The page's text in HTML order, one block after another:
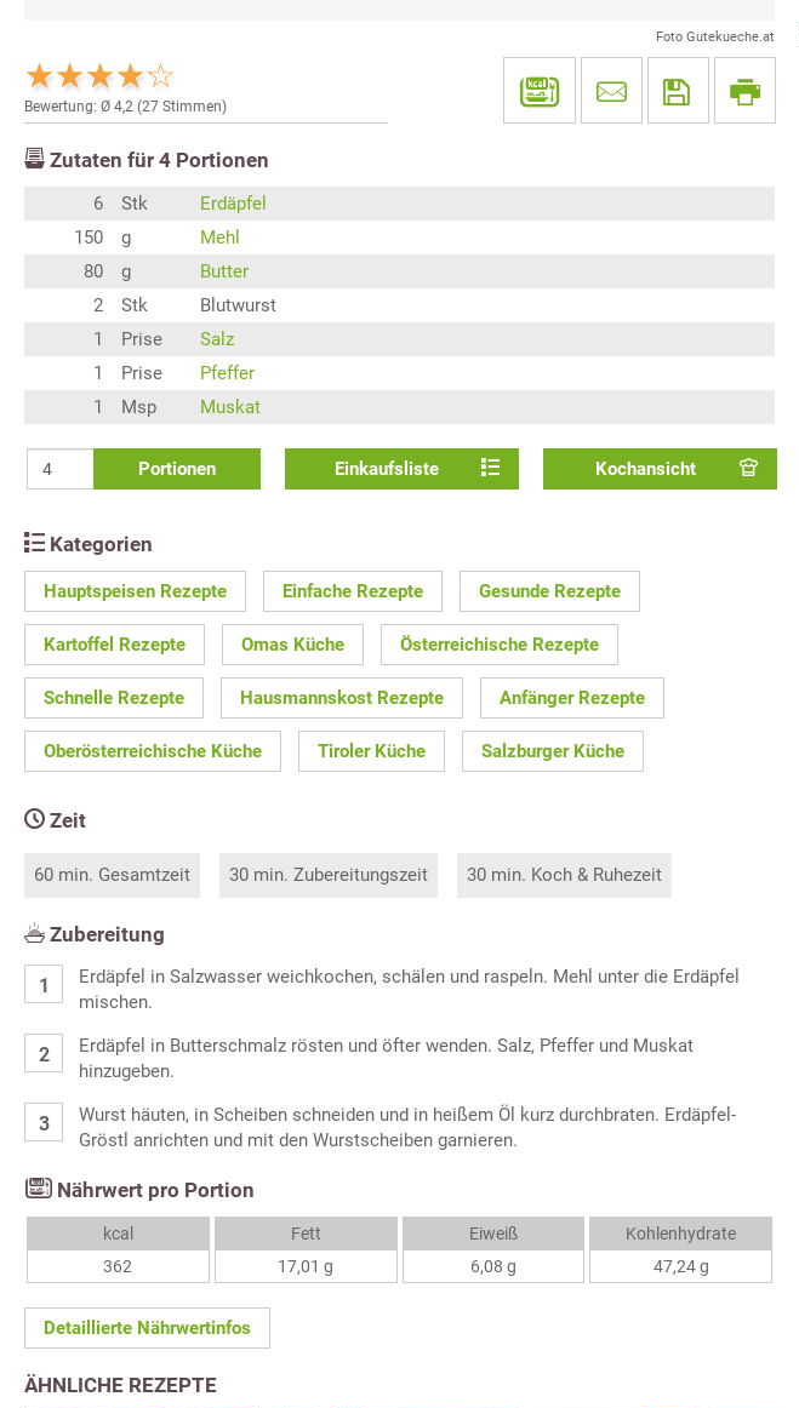
Foto Gutekueche.at
Bewertung: Ø 4,2 (27 Stimmen)
Zutaten für 4 Portionen
6 Stk
Erdäpfel
150
g
Mehl
80
g
Butter
2
Stk
Blutwurst
1
Prise
Salz
1
Prise
Pfeffer
1
Msp Muskat
Portionen Einkaufsliste Kochansicht
Kategorien
Hauptspeisen Rezepte Einfache Rezepte Gesunde Rezepte
Kartoffel Rezepte Omas Küche Österreichische Rezepte
Schnelle Rezepte Hausmannskost Rezepte Anfänger Rezepte
Oberösterreichische Küche Tiroler Küche Salzburger Küche
Zeit
60 min. Gesamtzeit 30 min. Zubereitungszeit 30 min. Koch & Ruhezeit
Zubereitung
Erdäpfel in Salzwasser weichkochen, schälen und raspeln. Mehl unter die Erdäpfel
mischen.
Erdäpfel in Butterschmalz rösten und öfter wenden. Salz, Pfeffer und Muskat
hinzugeben.
Wurst häuten, in Scheiben schneiden und in heißem Öl kurz durchbraten. Erdäpfel-
Gröstl anrichten und mit den Wurstscheiben garnieren.
Nährwert pro Portion
kcal
362
Fett
17,01 g
Eiweiß
6,08 g
Kohlenhydrate
47,24 g
Detaillierte Nährwertinfos
ÄHNLICHE REZEPTE